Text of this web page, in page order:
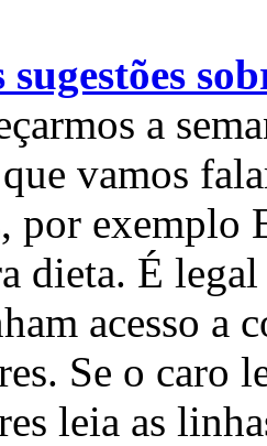
sugestões
a
vamos
por exemplo
dieta. É
acesso a
Se o caro
leia as